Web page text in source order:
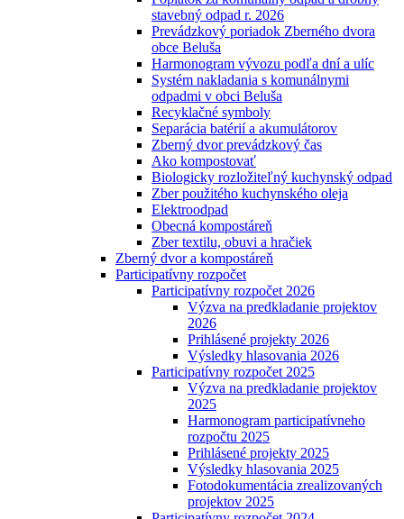
stavebný odpad r. 2026
Prevádzkový poriadok Zberného dvora
obce Beluša
Harmonogram vývozu podľa dní a ulíc
Systém nakladania s komunálnymi
odpadmi v obci Beluša
Recyklačné symboly
Separácia batérií a akumulátorov
Zberný dvor prevádzkový čas
Ako kompostovať
Biologicky rozložiteľný kuchynský odpad
Zber použitého kuchynského oleja
Elektroodpad
Obecná kompostáreň
Zber textilu, obuvi a hračiek
Zberný dvor a kompostáreň
Participatívny rozpočet
Participatívny rozpočet 2026
Výzva na predkladanie projektov
2026
Prihlásené projekty 2026
Výsledky hlasovania 2026
Participatívny rozpočet 2025
Výzva na predkladanie projektov
2025
Harmonogram participatívneho
rozpočtu 2025
Prihlásené projekty 2025
Výsledky hlasovania 2025
Fotodokumentácia zrealizovaných
projektov 2025